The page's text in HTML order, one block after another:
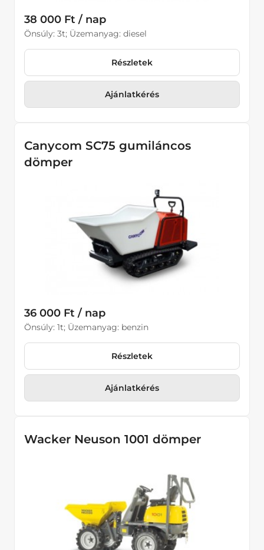
38 000 Ft / nap
Önsúly: 3t; Üzemanyag: diesel
Részletek
Ajánlatkérés
Canycom SC75 gumiláncos
dömper
36 000 Ft / nap
Önsúly: 1t; Üzemanyag: benzin
Részletek
Ajánlatkérés
Wacker Neuson 1001 dömper